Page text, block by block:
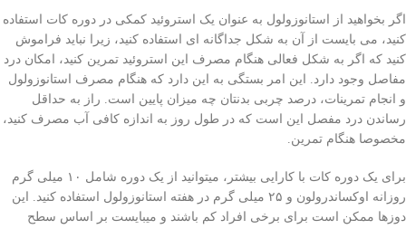
اگر بخواهید از استانوزولول به عنوان یک استروئید کمکی‌ در دوره کات استفاده
کنید، می بایست از آن به شکل جداگانه ای استفاده کنید، زیرا نباید فراموش
کنید که اگر به شکل فعالی‌ هنگام مصرف این استروئید تمرین کنید، امکان درد
مفاصل وجود دارد. این امر بستگی به این دارد که هنگام مصرف استانوزولول
و انجام تمرینات، درصد چربی‌ بدنتان چه میزان پایین است. راز به حداقل
رساندن درد مفصل این است که در طول روز به اندازه کافی‌ آب مصرف کنید،
مخصوصا هنگام تمرین.
برای یک دوره کات با کارایی بیشتر، میتوانید از یک دوره شامل ۱۰ میلی‌ گرم
روزانه اوکساندرولون و ۲۵ میلی‌ گرم در هفته استانوزولول استفاده کنید. این
دوز‌ها ممکن است برای برخی‌ افراد کم باشند و میبایست بر اساس سطح